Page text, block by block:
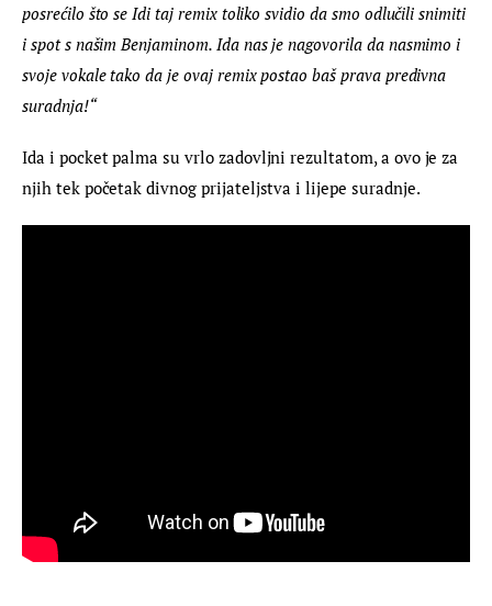
posrećilo što se Idi taj remix toliko svidio da smo odlučili snimiti
i spot s našim Benjaminom. Ida nas je nagovorila da nasmimo i
svoje vokale tako da je ovaj remix postao baš prava predivna
suradnja!“
Ida i pocket palma su vrlo zadovljni rezultatom, a ovo je za
njih tek početak divnog prijateljstva i lijepe suradnje.